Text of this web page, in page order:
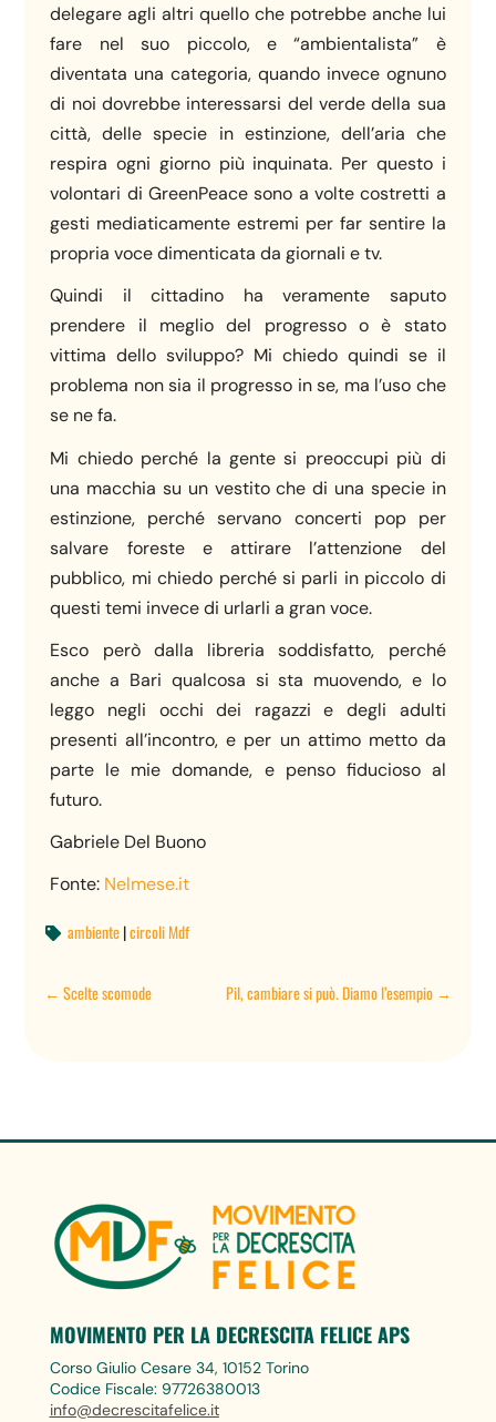
delegare agli altri quello che potrebbe anche lui
fare nel suo piccolo, e “ambientalista” è
diventata una categoria, quando invece ognuno
di noi dovrebbe interessarsi del verde della sua
città, delle specie in estinzione, dell’aria che
respira ogni giorno più inquinata. Per questo i
volontari di GreenPeace sono a volte costretti a
gesti mediaticamente estremi per far sentire la
propria voce dimenticata da giornali e tv.
Quindi il cittadino ha veramente saputo
prendere il meglio del progresso o è stato
vittima dello sviluppo? Mi chiedo quindi se il
problema non sia il progresso in se, ma l’uso che
se ne fa.
Mi chiedo perché la gente si preoccupi più di
una macchia su un vestito che di una specie in
estinzione, perché servano concerti pop per
salvare foreste e attirare l’attenzione del
pubblico, mi chiedo perché si parli in piccolo di
questi temi invece di urlarli a gran voce.
Esco però dalla libreria soddisfatto, perché
anche a Bari qualcosa si sta muovendo, e lo
leggo negli occhi dei ragazzi e degli adulti
presenti all’incontro, e per un attimo metto da
parte le mie domande, e penso fiducioso al
futuro.
Gabriele Del Buono
Fonte: Nelmese.it
 ambiente|circoli Mdf
←Scelte scomode Pil, cambiare si può. Diamo l’esempio→
MOVIMENTO PER LA DECRESCITA FELICE APS
Corso Giulio Cesare 34, 10152 Torino
Codice Fiscale: 97726380013
info@decrescitafelice.it